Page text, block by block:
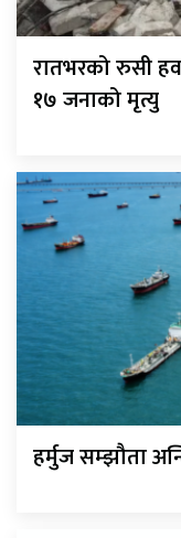
रातभरको रुसी
१७ जनाको मृत्यु
हर्मुज सम्झौता